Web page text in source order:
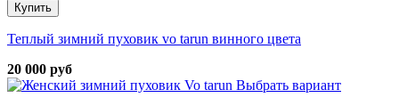
Купить
Теплый зимний пуховик vo tarun винного цвета
20 000 руб
Выбрать вариант